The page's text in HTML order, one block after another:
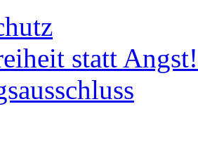
statt Angst!